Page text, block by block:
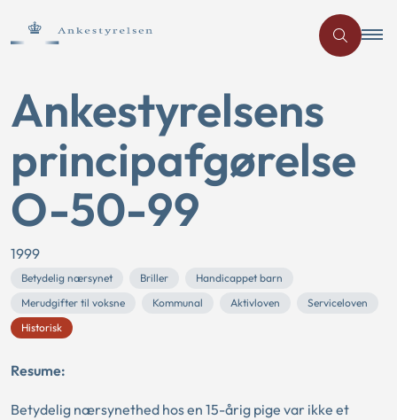
Ankestyrelsens
principafgørelse
O-50-99
1999
Betydelig nærsynet Briller
Handicappet barn
Merudgifter til voksne
Kommunal Aktivloven
Serviceloven
Historisk
Resume:
Betydelig nærsynethed hos en 15-årig pige var ikke et